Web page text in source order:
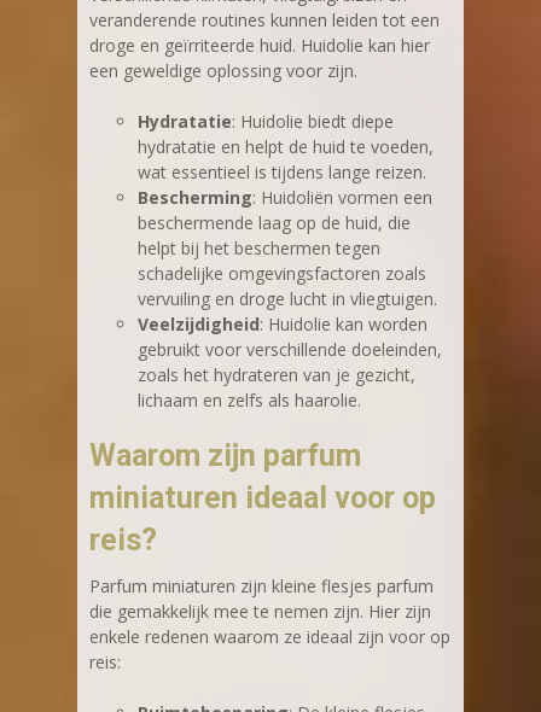
veranderende routines kunnen leiden tot een
droge en geïrriteerde huid. Huidolie kan hier
een geweldige oplossing voor zijn.
Hydratatie: Huidolie biedt diepe
hydratatie en helpt de huid te voeden,
wat essentieel is tijdens lange reizen.
Bescherming: Huidoliën vormen een
beschermende laag op de huid, die
helpt bij het beschermen tegen
schadelijke omgevingsfactoren zoals
vervuiling en droge lucht in vliegtuigen.
Veelzijdigheid: Huidolie kan worden
gebruikt voor verschillende doeleinden,
zoals het hydrateren van je gezicht,
lichaam en zelfs als haarolie.
Waarom zijn parfum
miniaturen ideaal voor op
reis?
Parfum miniaturen zijn kleine flesjes parfum
die gemakkelijk mee te nemen zijn. Hier zijn
enkele redenen waarom ze ideaal zijn voor op
reis: